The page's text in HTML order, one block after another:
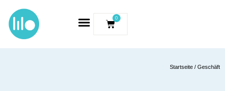
0
Startseite / Geschäft